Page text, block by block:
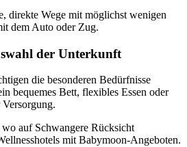
direkte Wege mit möglichst wenigen
dem Auto oder Zug.
der Unterkunft
die besonderen Bedürfnisse
bequemes Bett, flexibles Essen oder
auf Schwangere Rücksicht
mit Babymoon-Angeboten.